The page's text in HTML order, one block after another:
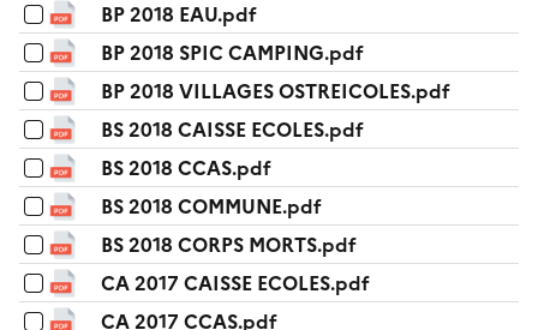
BP 2018 EAU.pdf
BP 2018 SPIC CAMPING.pdf
BP 2018 VILLAGES OSTREICOLES.pdf
BS 2018 CAISSE ECOLES.pdf
BS 2018 CCAS.pdf
BS 2018 COMMUNE.pdf
BS 2018 CORPS MORTS.pdf
CA 2017 CAISSE ECOLES.pdf
CA 2017 CCAS.pdf